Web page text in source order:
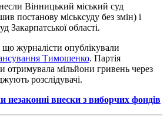
Вінницький міський суд
постанову міськсуду без змін) і
Закарпатської області.
журналісти опублікували
Тимошенко. Партія
отримувала мільйони гривень через
розслідувачі.
незаконні внески з виборчих фондів